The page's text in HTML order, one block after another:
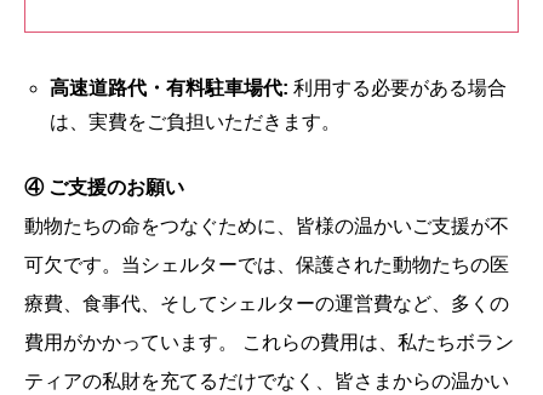
高速道路代・有料駐車場代: 利用する必要がある場合
は、実費をご負担いただきます。
④ ご支援のお願い
動物たちの命をつなぐために、皆様の温かいご支援が不
可欠です。当シェルターでは、保護された動物たちの医
療費、食事代、そしてシェルターの運営費など、多くの
費用がかかっています。 これらの費用は、私たちボラン
ティアの私財を充てるだけでなく、皆さまからの温かい